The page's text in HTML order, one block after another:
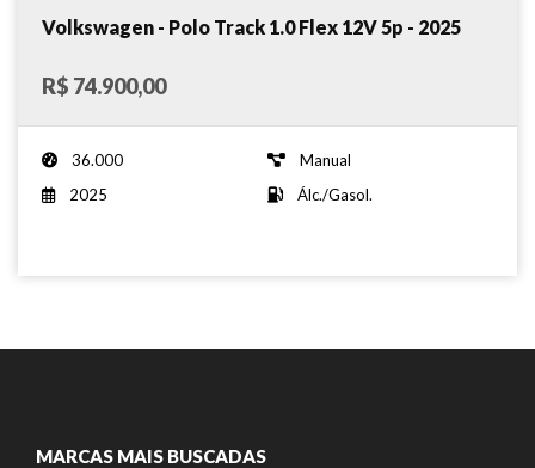
Volkswagen - Polo Track 1.0 Flex 12V 5p - 2025
R$ 74.900,00
36.000
Manual
2025
Álc./Gasol.
MARCAS MAIS BUSCADAS